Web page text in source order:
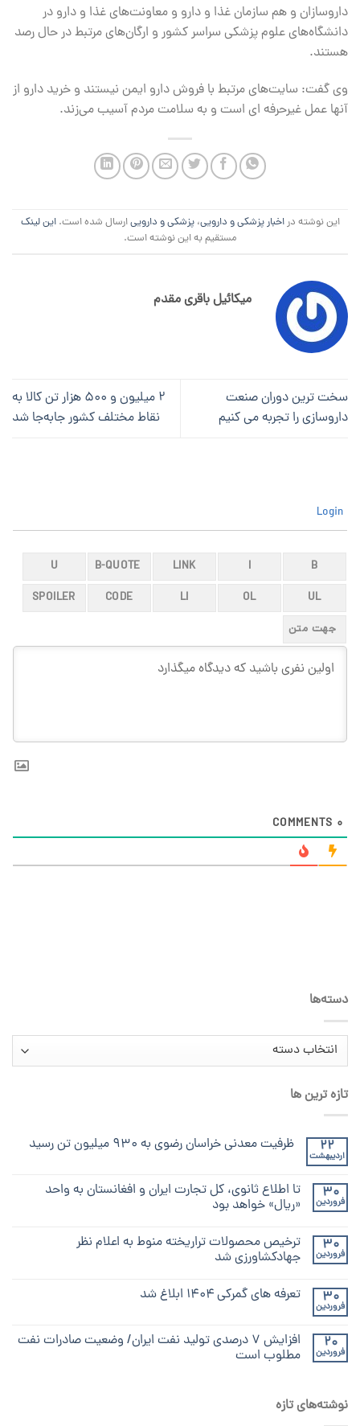
داروسازان و هم سازمان غذا و دارو و معاونت‌های غذا و دارو در
دانشگاه‌های علوم پزشکی سراسر کشور و ارگان‌های مرتبط در حال رصد
هستند.
وی گفت: سایت‌های مرتبط با فروش دارو ایمن نیستند و خرید دارو از
آنها عمل غیرحرفه ای است و به سلامت مردم آسیب می‌زند.
این نوشته دراخبار پزشکی و دارویی،پزشکی و داروییارسال شده است.این لینک
مستقیم به این نوشته است.
میکائیل باقری مقدم
سخت ترین دوران صنعت
داروسازی را تجربه می کنیم
۲ میلیون و ۵۰۰ هزار تن کالا به
نقاط مختلف کشور جابه‌جا شد
0
دسته‌ها
دسته‌ها
تازه ترین ها
22
اردیبهشت
ظرفیت معدنی خراسان رضوی به ۹۳۰ میلیون تن رسید
30
فروردین
تا اطلاع ثانوی، کل تجارت ایران و افغانستان به واحد
«ریال» خواهد بود
30
فروردین
ترخیص محصولات تراریخته منوط به اعلام نظر
جهادکشاورزی شد
30
فروردین
تعرفه های گمرکی ۱۴۰۴ ابلاغ شد
20
فروردین
افزایش ۷ درصدی تولید نفت ایران/ وضعیت صادرات نفت
مطلوب است
نوشته‌های تازه